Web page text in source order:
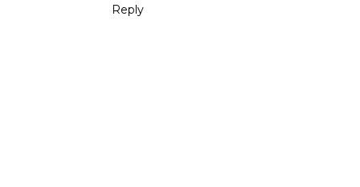
Reply